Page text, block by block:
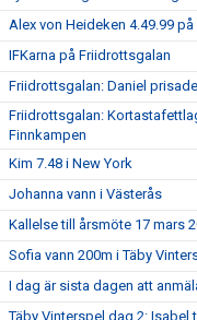
Alex von Heideken 4.49.99
IFKarna på Friidrottsgalan
Friidrottsgalan: Daniel
Friidrottsgalan:
Finnkampen
Kim 7.48 i New York
Johanna vann i Västerås
Kallelse till årsmöte 17 mars
Sofia vann 200m i Täby
I dag är sista dagen att
Täby Vinterspel dag 2: Isabel